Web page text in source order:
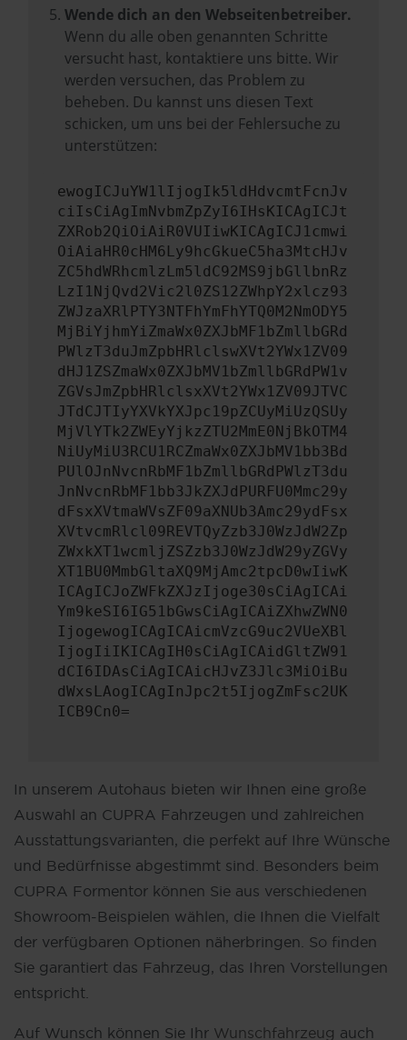
Wende dich an den Webseitenbetreiber.
Wenn du alle oben genannten Schritte
versucht hast, kontaktiere uns bitte. Wir
werden versuchen, das Problem zu
beheben. Du kannst uns diesen Text
schicken, um uns bei der Fehlersuche zu
unterstützen:
ewogICJuYW1lIjogIk5ldHdvcmtFcnJv
ciIsCiAgImNvbmZpZyI6IHsKICAgICJt
ZXRob2QiOiAiR0VUIiwKICAgICJ1cmwi
OiAiaHR0cHM6Ly9hcGkueC5ha3MtcHJv
ZC5hdWRhcmlzLm5ldC92MS9jbGllbnRz
LzI1NjQvd2Vic2l0ZS12ZWhpY2xlcz93
ZWJzaXRlPTY3NTFhYmFhYTQ0M2NmODY5
MjBiYjhmYiZmaWx0ZXJbMF1bZmllbGRd
PWlzT3duJmZpbHRlclswXVt2YWx1ZV09
dHJ1ZSZmaWx0ZXJbMV1bZmllbGRdPW1v
ZGVsJmZpbHRlclsxXVt2YWx1ZV09JTVC
JTdCJTIyYXVkYXJpc19pZCUyMiUzQSUy
MjVlYTk2ZWEyYjkzZTU2MmE0NjBkOTM4
NiUyMiU3RCU1RCZmaWx0ZXJbMV1bb3Bd
PUlOJnNvcnRbMF1bZmllbGRdPWlzT3du
JnNvcnRbMF1bb3JkZXJdPURFU0Mmc29y
dFsxXVtmaWVsZF09aXNUb3Amc29ydFsx
XVtvcmRlcl09REVTQyZzb3J0WzJdW2Zp
ZWxkXT1wcmljZSZzb3J0WzJdW29yZGVy
XT1BU0MmbGltaXQ9MjAmc2tpcD0wIiwK
ICAgICJoZWFkZXJzIjoge30sCiAgICAi
Ym9keSI6IG51bGwsCiAgICAiZXhwZWN0
IjogewogICAgICAicmVzcG9uc2VUeXBl
IjogIiIKICAgIH0sCiAgICAidGltZW91
dCI6IDAsCiAgICAicHJvZ3Jlc3MiOiBu
dWxsLAogICAgInJpc2t5IjogZmFsc2UK
ICB9Cn0=
In unserem Autohaus bieten wir Ihnen eine große
Auswahl an CUPRA Fahrzeugen und zahlreichen
Ausstattungsvarianten, die perfekt auf Ihre Wünsche
und Bedürfnisse abgestimmt sind. Besonders beim
CUPRA Formentor können Sie aus verschiedenen
Showroom-Beispielen wählen, die Ihnen die Vielfalt
der verfügbaren Optionen näherbringen. So finden
Sie garantiert das Fahrzeug, das Ihren Vorstellungen
entspricht.
Auf Wunsch können Sie Ihr Wunschfahrzeug auch